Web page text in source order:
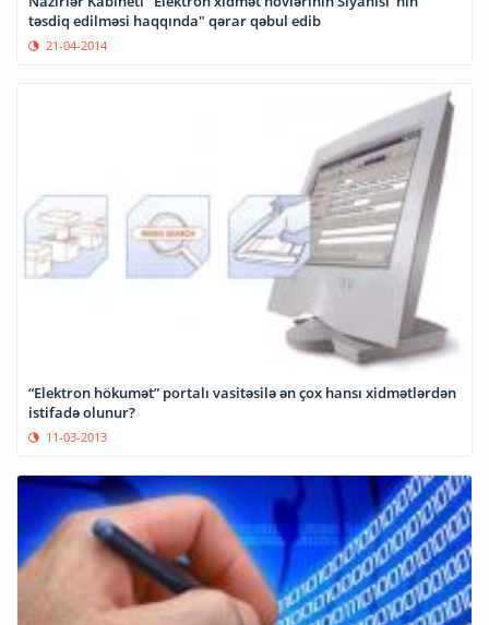
təsdiq edilməsi haqqında" qərar qəbul edib
21-04-2014
“Elektron hökumət” portalı vasitəsilə ən çox hansı xidmətlərdən
istifadə olunur?
11-03-2013